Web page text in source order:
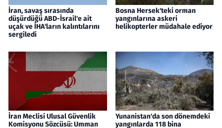
İran, savaş sırasında
düşürdüğü ABD-İsrail'e ait
uçak ve İHA'ların kalıntılarını
sergiledi
Bosna Hersek'teki orman
yangınlarına askeri
helikopterler müdahale ediyor
İran Meclisi Ulusal Güvenlik
Komisyonu Sözcüsü: Umman
Yunanistan'da son dönemdeki
yangınlarda 118 bina